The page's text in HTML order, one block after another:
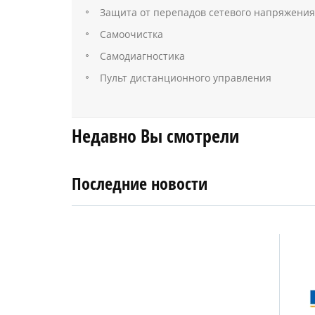
Защита от перепадов сетевого напряжения
Самоочистка
Самодиагностика
Пульт дистанционного управления
Недавно Вы смотрели
Последние новости